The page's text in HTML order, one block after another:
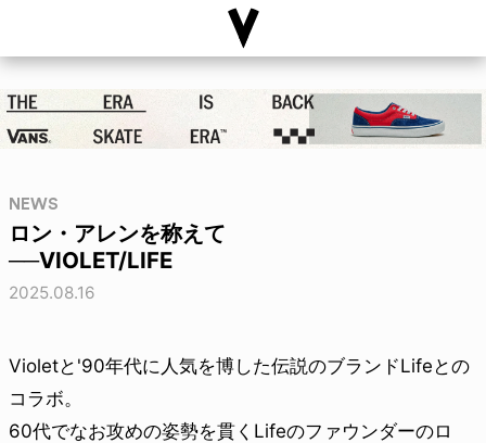
NEWS
ロン・アレンを称えて
──VIOLET/LIFE
2025.08.16
Violetと'90年代に人気を博した伝説のブランドLifeとの
コラボ。
60代でなお攻めの姿勢を貫くLifeのファウンダーのロ